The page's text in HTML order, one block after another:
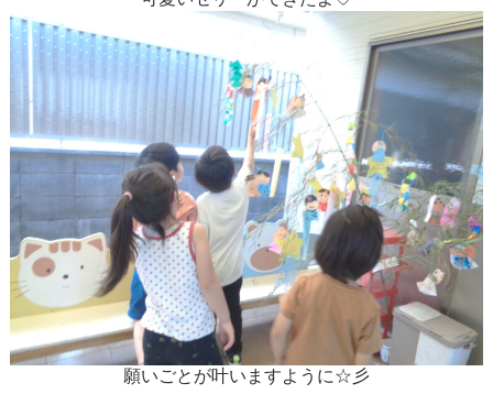
願いごとが叶いますように☆彡